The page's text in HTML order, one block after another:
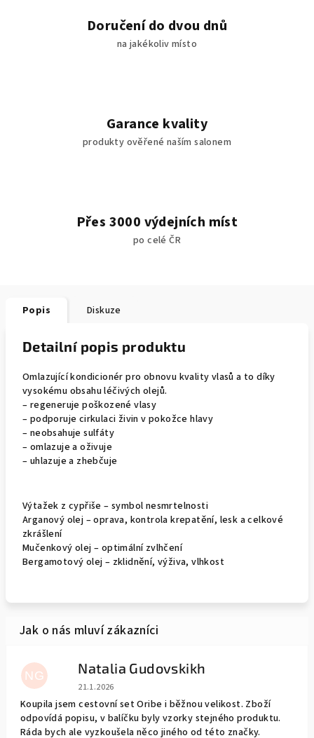
Doručení do dvou dnů
na jakékoliv místo
Garance kvality
produkty ověřené naším salonem
Přes 3000 výdejních míst
po celé ČR
Popis Diskuze
Detailní popis produktu
Omlazující kondicionér pro obnovu kvality vlasů a to díky
vysokému obsahu léčivých olejů.
– regeneruje poškozené vlasy
– podporuje cirkulaci živin v pokožce hlavy
– neobsahuje sulfáty
– omlazuje a oživuje
– uhlazuje a zhebčuje
Výtažek z cypřiše – symbol nesmrtelnosti
Arganový olej – oprava, kontrola krepatění, lesk a celkové
zkrášlení
Mučenkový olej – optimální zvlhčení
Bergamotový olej – zklidnění, výživa, vlhkost
NG Natalia Gudovskikh
Hodnocení obchodu je 5 z 5 hvězdiček.
21.1.2026
Koupila jsem cestovní set Oribe i běžnou velikost. Zboží
odpovídá popisu, v balíčku byly vzorky stejného produktu.
Ráda bych ale vyzkoušela něco jiného od této značky.